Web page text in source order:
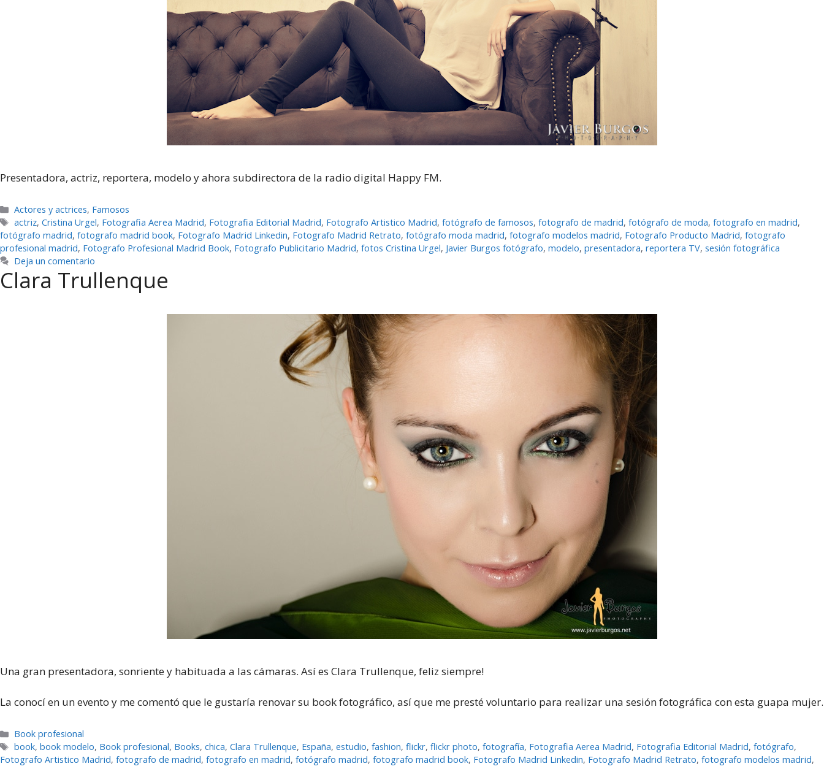
Presentadora, actriz, reportera, modelo y ahora subdirectora de la radio digital Happy FM.
Categorías
Actores y actrices, Famosos
Etiquetas
actriz,Cristina Urgel, Fotografia Aerea Madrid, Fotografia Editorial Madrid, Fotografo Artistico Madrid,fotógrafo de famosos,fotografo de madrid,fotógrafo de moda,fotografo en madrid,
fotógrafo madrid, fotografo madrid book, Fotografo Madrid Linkedin, Fotografo Madrid Retrato, fotógrafo moda madrid, fotografo modelos madrid, Fotografo Producto Madrid, fotografo
profesional madrid, Fotografo Profesional Madrid Book, Fotografo Publicitario Madrid, fotos Cristina Urgel, Javier Burgos fotógrafo, modelo, presentadora, reportera TV, sesión fotográfica
Deja un comentario
Clara Trullenque
Una gran presentadora, sonriente y habituada a las cámaras. Así es Clara Trullenque, feliz siempre!
La conocí en un evento y me comentó que le gustaría renovar su book fotográfico, así que me presté voluntario para realizar una sesión fotográfica con esta guapa mujer.
Categorías
Book profesional
Etiquetas
book,book modelo, Book profesional, Books,chica,Clara Trullenque, España,estudio,fashion,flickr,flickr photo,fotografí­a, Fotografia Aerea Madrid, Fotografia Editorial Madrid,fotógrafo,
Fotografo Artistico Madrid, fotografo de madrid, fotografo en madrid, fotógrafo madrid, fotografo madrid book, Fotografo Madrid Linkedin, Fotografo Madrid Retrato, fotografo modelos madrid,